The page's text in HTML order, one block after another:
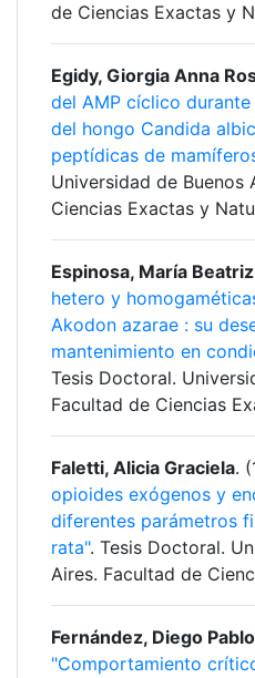
de Ciencias Exactas y
Egidy, Giorgia Anna
del AMP cíclico
del hongo Candida
peptídicas de
Universidad de Buenos
Ciencias Exactas y
Espinosa, María Beatriz
hetero y
Akodon azarae : su
mantenimiento en
Tesis Doctoral.
Facultad de Ciencias
Faletti, Alicia Graciela.
opioides exógenos y
diferentes parámetros
rata". Tesis Doctoral.
Aires. Facultad de
Fernández, Diego Pablo
"Comportamiento